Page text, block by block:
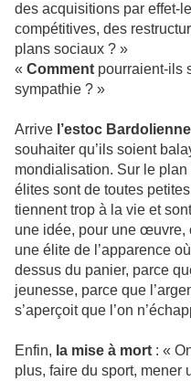
des acquisitions par effet-
compétitives, des
plans sociaux ? »
« Comment pourraient-ils
sympathie ? »
Arrive l’estoc Bardolienne
souhaiter qu’ils soient
mondialisation. Sur le plan
élites sont de toutes
tiennent trop à la vie et
une idée, pour une œuvre,
une élite de l’apparence
dessus du panier, parce
jeunesse, parce que
s’aperçoit que l’on
Enfin, la mise à mort : «
plus, faire du sport, mener